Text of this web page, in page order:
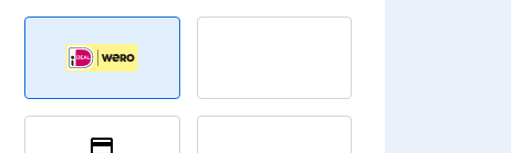
Streefbedrag verhoogd